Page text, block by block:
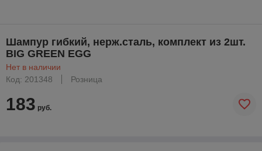
Шампур гибкий, нерж.сталь, комплект из 2шт.
BIG GREEN EGG
Нет в наличии
Код: 201348
Розница
183 руб.